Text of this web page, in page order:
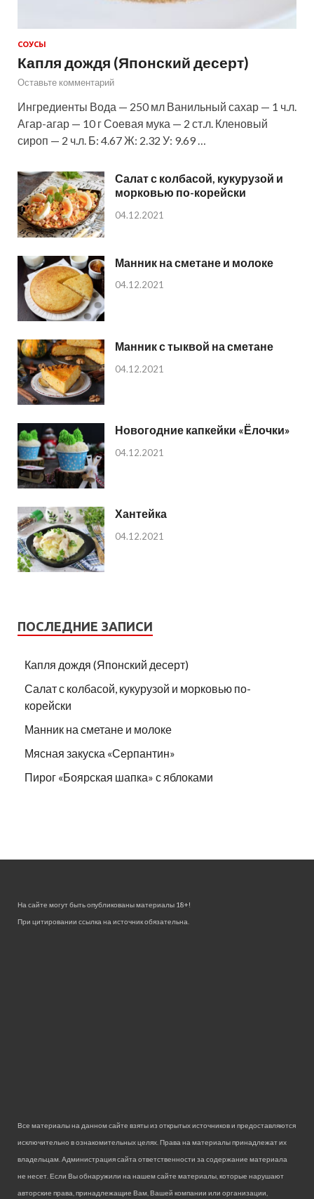
СОУСЫ
Капля дождя (Японский десерт)
Оставьте комментарий
Ингредиенты Вода — 250 мл Ванильный сахар — 1 ч.л.
Агар-агар — 10 г Соевая мука — 2 ст.л. Кленовый
сироп — 2 ч.л. Б: 4.67 Ж: 2.32 У: 9.69 …
Салат с колбасой, кукурузой и
морковью по-корейски
04.12.2021
Манник на сметане и молоке
04.12.2021
Манник с тыквой на сметане
04.12.2021
Новогодние капкейки «Ёлочки»
04.12.2021
Хантейка
04.12.2021
ПОСЛЕДНИЕ ЗАПИСИ
Капля дождя (Японский десерт)
Салат с колбасой, кукурузой и морковью по-
корейски
Манник на сметане и молоке
Мясная закуска «Серпантин»
Пирог «Боярская шапка» с яблоками
На сайте могут быть опубликованы материалы 18+!
При цитировании ссылка на источник обязательна.
Все материалы на данном сайте взяты из открытых источников и предоставляются
исключительно в ознакомительных целях. Права на материалы принадлежат их
владельцам. Администрация сайта ответственности за содержание материала
не несет. Если Вы обнаружили на нашем сайте материалы, которые нарушают
авторские права, принадлежащие Вам, Вашей компании или организации,